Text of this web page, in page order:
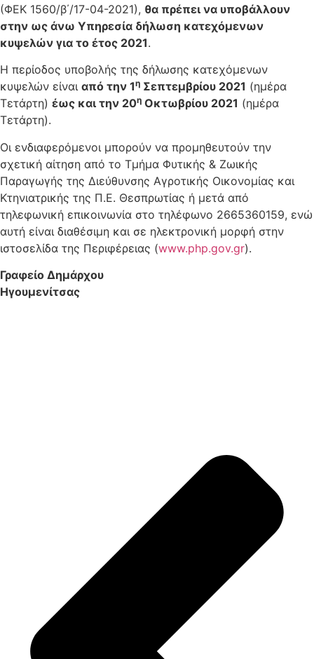
(ΦΕΚ 1560/β΄/17-04-2021), θα πρέπει να υποβάλλουν
στην ως άνω Υπηρεσία δήλωση κατεχόμενων
κυψελών για το έτος 2021.
Η περίοδος υποβολής της δήλωσης κατεχόμενων
κυψελών είναι από την 1η Σεπτεμβρίου 2021 (ημέρα
Τετάρτη) έως και την 20η Οκτωβρίου 2021 (ημέρα
Τετάρτη).
Οι ενδιαφερόμενοι μπορούν να προμηθευτούν την
σχετική αίτηση από το Τμήμα Φυτικής & Ζωικής
Παραγωγής της Διεύθυνσης Αγροτικής Οικονομίας και
Κτηνιατρικής της Π.Ε. Θεσπρωτίας ή μετά από
τηλεφωνική επικοινωνία στο τηλέφωνο 2665360159, ενώ
αυτή είναι διαθέσιμη και σε ηλεκτρονική μορφή στην
ιστοσελίδα της Περιφέρειας (www.php.gov.gr).
Γραφείο Δημάρχου
Ηγουμενίτσας